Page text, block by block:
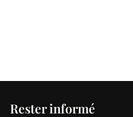
Rester informé